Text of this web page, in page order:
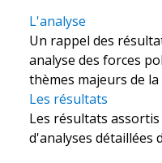
L'analyse
Un rappel des
analyse des forces
thèmes majeurs de
Les résultats
Les résultats
d'analyses détaillées